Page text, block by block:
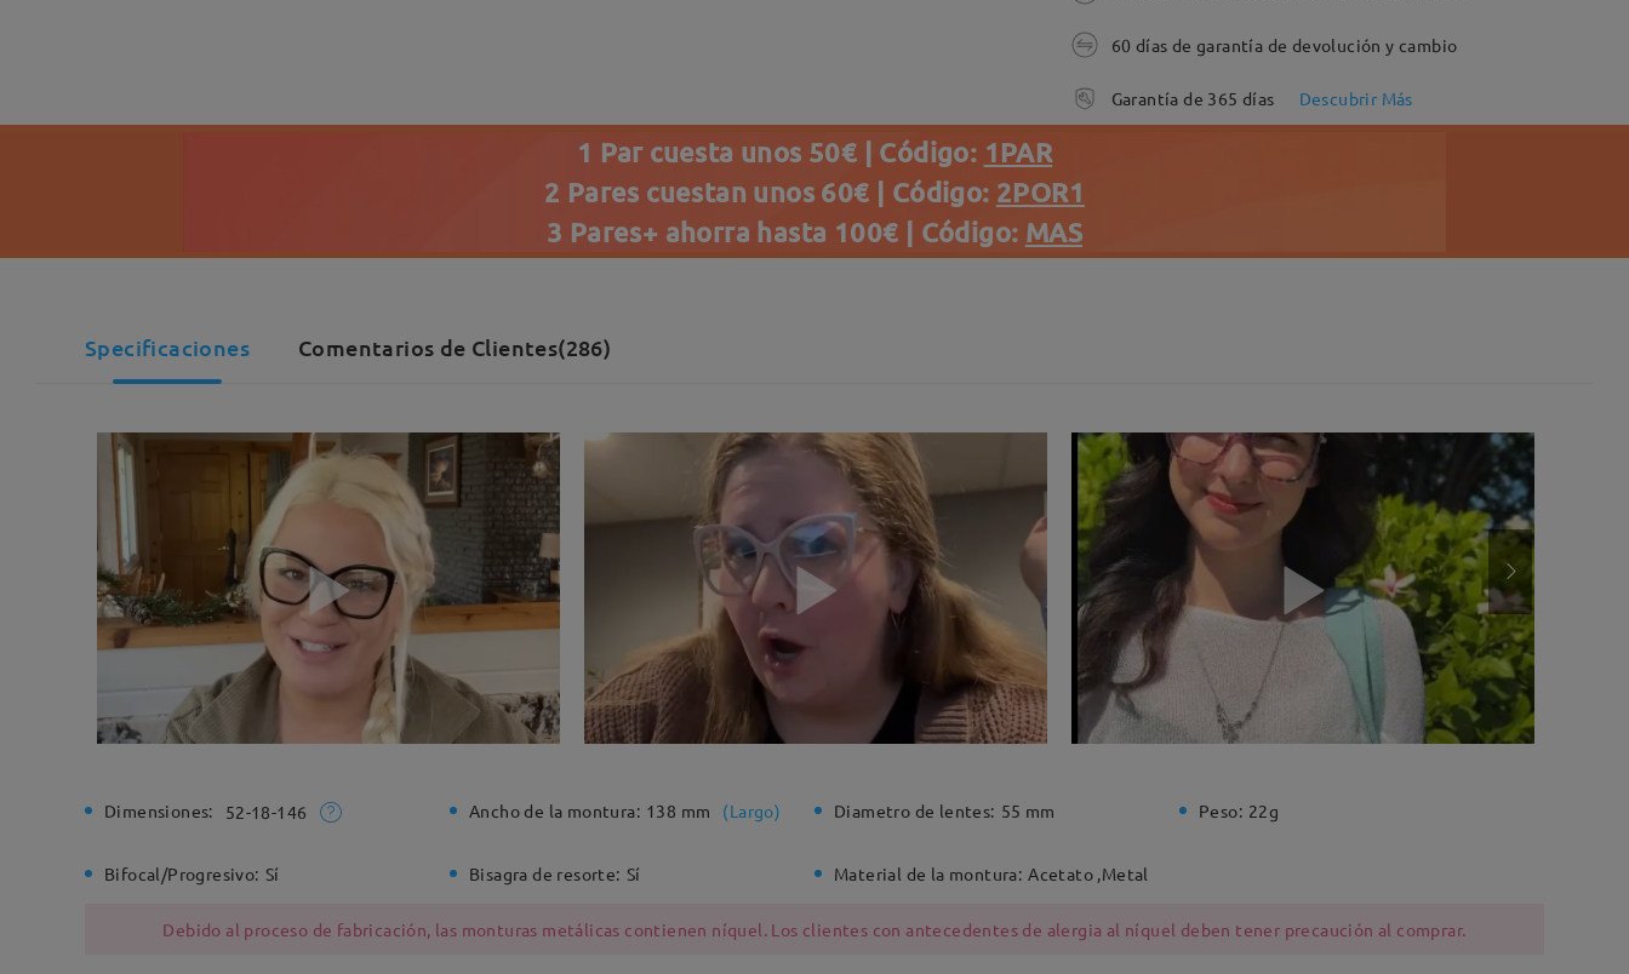
60 días de garantía de devolución y cambio
Garantía de 365 días Descubrir Más
1 Par cuesta unos 50€ | Código: 1PAR
2 Pares cuestan unos 60€ | Código: 2POR1
3 Pares+ ahorra hasta 100€ | Código: MAS
Specificaciones Comentarios de Clientes(286)
Dimensiones: 52-18-146 Ancho de la montura: 138 mm (Largo) Diametro de lentes: 55 mm Peso: 22g
Bifocal/Progresivo: Sí Bisagra de resorte: Sí Material de la montura: Acetato ,Metal
Debido al proceso de fabricación, las monturas metálicas contienen níquel. Los clientes con antecedentes de alergia al níquel deben tener precaución al comprar.